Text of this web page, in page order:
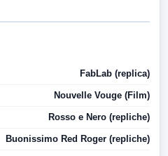
FabLab (replica)
Nouvelle Vouge (Film)
Rosso e Nero (repliche)
Buonissimo Red Roger (repliche)